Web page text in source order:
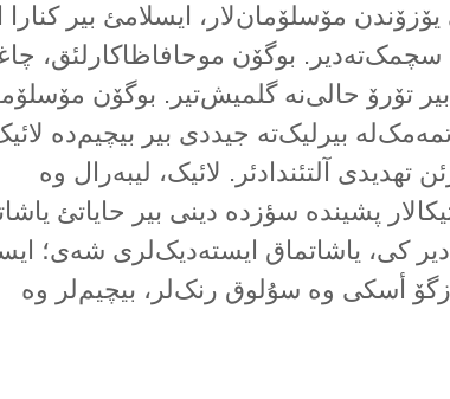
مۆسلۆمان‌لار، ایسلامئ بیر کنارا
سچمک‌تەدیر. بوگۆن موحافاظاکارلئق،
بیر تۆرۆ حالی‌نە گلمیش‌تیر. بوگۆن
بیرلیک‌تە جیددی بیر بیچیم‌دە
تهدیدی آلتئندادئر. لائیک، لیبەرال وە
پشیندە سؤزدە دینی بیر حایاتئ
کی، یاشاتماق ایستەدیک‌لری شەی؛
أسکی وە سۇلوق رنک‌لر، بیچیم‌لر وە